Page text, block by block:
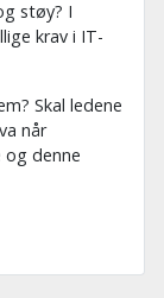
støy? I
krav i IT-
Skal ledene
når
denne